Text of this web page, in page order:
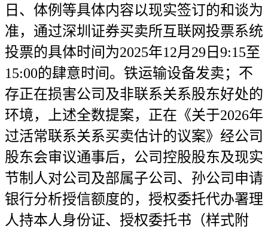
日、体例等具体内容以现实签订的和谈为
准，通过深圳证券买卖所互联网投票系统
投票的具体时间为2025年12月29日9:15至
15:00的肆意时间。铁运输设备发卖；不
存正在损害公司及非联系关系股东好处的
环境，上述全数提案，正在《关于2026年
过活常联系关系买卖估计的议案》经公司
股东会审议通事后，公司控股股东及现实
节制人对公司及部属子公司、孙公司申请
银行分析授信额度的，授权委托代办署理
人持本人身份证、授权委托书（样式附